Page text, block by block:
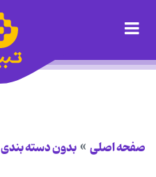
صفحه اصلی بدون دسته بندی